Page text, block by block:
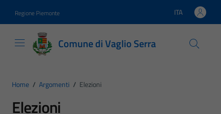
Regione Piemonte Lingua attiva:
ITA
Comune di Vaglio Serra
Home / Argomenti / Elezioni
Elezioni